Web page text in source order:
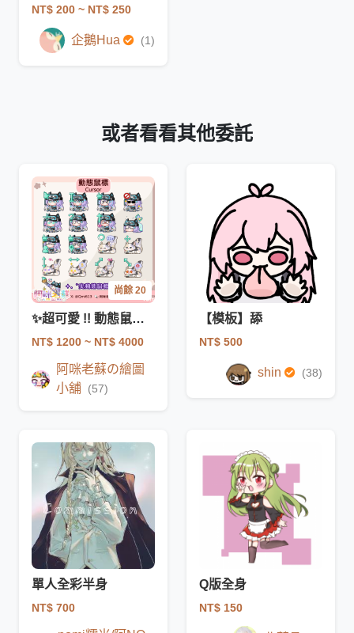
NT$ 200 ~ NT$ 250
企鵝Hua (1)
或者看看其他委託
尚餘 20
✨超可愛 !! 動態鼠標 委託展示✨
NT$ 1200 ~ NT$ 4000
阿咪老蘇の繪圖
小舖 (57)
【模板】舔
NT$ 500
shin (38)
單人全彩半身
NT$ 700
Q版全身
NT$ 150